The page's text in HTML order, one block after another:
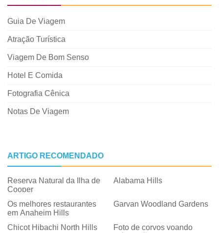
Guia De Viagem
Atração Turística
Viagem De Bom Senso
Hotel E Comida
Fotografia Cênica
Notas De Viagem
ARTIGO RECOMENDADO
Reserva Natural da Ilha de
Cooper
Alabama Hills
Os melhores restaurantes
em Anaheim Hills
Garvan Woodland Gardens
Chicot Hibachi North Hills
Foto de corvos voando